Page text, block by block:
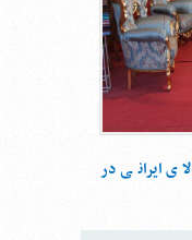
ایرانی در